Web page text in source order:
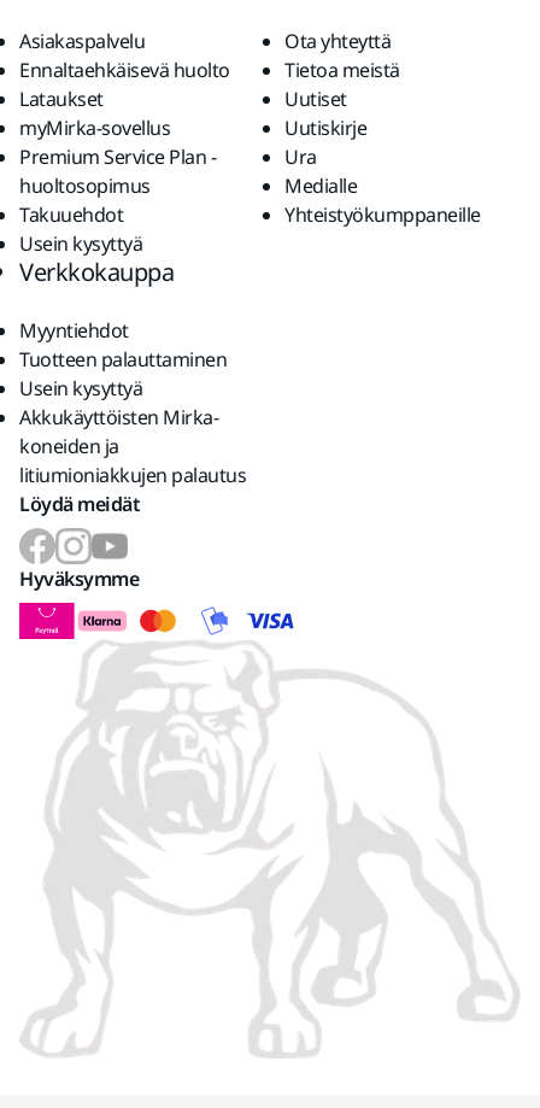
Asiakaspalvelu
Ennaltaehkäisevä huolto
Lataukset
myMirka-sovellus
Premium Service Plan -
huoltosopimus
Takuuehdot
Usein kysyttyä
Ota yhteyttä
Tietoa meistä
Uutiset
Uutiskirje
Ura
Medialle
Yhteistyökumppaneille
Verkkokauppa
Myyntiehdot
Tuotteen palauttaminen
Usein kysyttyä
Akkukäyttöisten Mirka-
koneiden ja
litiumioniakkujen palautus
Löydä meidät
Hyväksymme